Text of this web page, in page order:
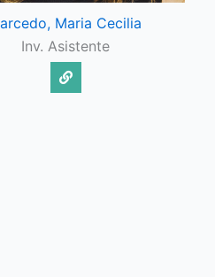
Maria Cecilia
Inv. Asistente